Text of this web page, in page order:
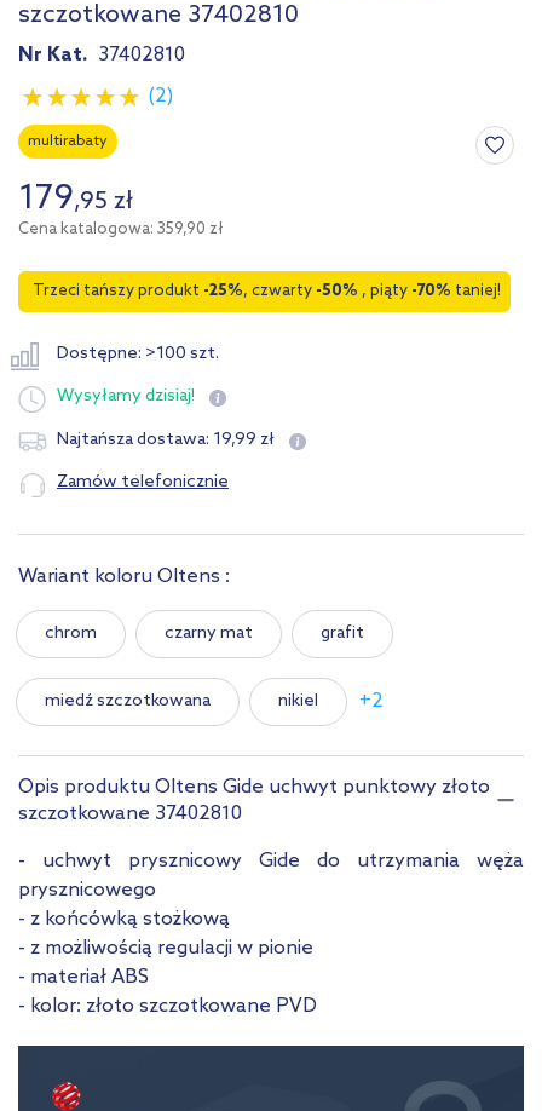
szczotkowane 37402810
Nr Kat. 37402810
(2)
multirabaty
179,95 zł
Cena katalogowa: 359,90 zł
Trzeci tańszy produkt -25%, czwarty -50% , piąty -70% taniej!
Dostępne: >100 szt.
Wysyłamydzisiaj!
Najtańsza dostawa: 19,99 zł
Zamów telefonicznie
Wariant koloru Oltens :
chrom czarny mat grafit
miedź szczotkowana nikiel +2
Opis produktu Oltens Gide uchwyt punktowy złoto
szczotkowane 37402810
- uchwyt prysznicowy Gide do utrzymania węża
prysznicowego
- z końcówką stożkową
- z możliwością regulacji w pionie
- materiał ABS
- kolor: złoto szczotkowane PVD